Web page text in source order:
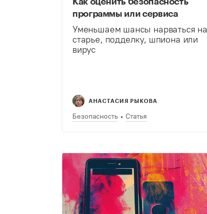
программы или сервиса
Уменьшаем шансы нарваться на
старье, подделку, шпиона или
вирус
АНАСТАСИЯ РЫКОВА
Безопасность Статья